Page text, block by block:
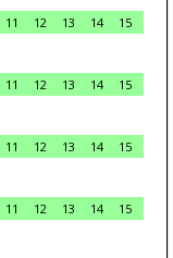
11 12 13 14
15
11 12 13 14
15
11 12 13 14
15
11 12 13 14
15